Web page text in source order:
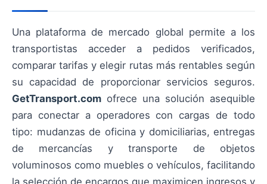
Una plataforma de mercado global permite a los
transportistas acceder a pedidos verificados,
comparar tarifas y elegir rutas más rentables según
su capacidad de proporcionar servicios seguros.
GetTransport.com ofrece una solución asequible
para conectar a operadores con cargas de todo
tipo: mudanzas de oficina y domiciliarias, entregas
de mercancías y transporte de objetos
voluminosos como muebles o vehículos, facilitando